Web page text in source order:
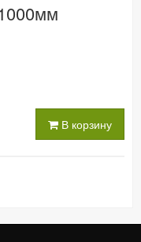
В корзину